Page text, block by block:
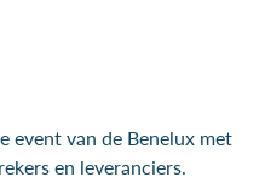
event van de Benelux met
en leveranciers.